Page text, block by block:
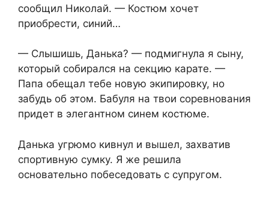
сообщил Николай. — Костюм хочет
приобрести, синий…
— Слышишь, Данька? — подмигнула я сыну,
который собирался на секцию карате. —
Папа обещал тебе новую экипировку, но
забудь об этом. Бабуля на твои соревнования
придет в элегантном синем костюме.
Данька угрюмо кивнул и вышел, захватив
спортивную сумку. Я же решила
основательно побеседовать с супругом.